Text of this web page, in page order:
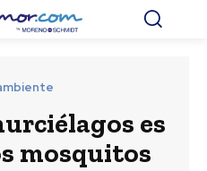
es
mosquitos